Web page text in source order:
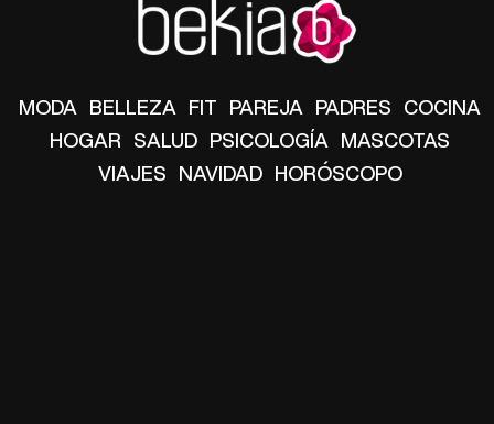
MODA BELLEZA FIT PAREJA PADRES COCINA
HOGAR SALUD PSICOLOGÍA MASCOTAS
VIAJES NAVIDAD HORÓSCOPO